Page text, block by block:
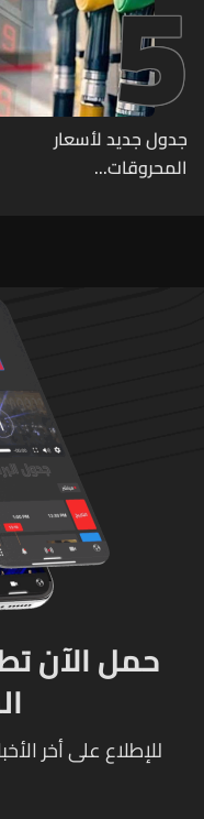
5
جدول جديد لأسعار
المحروقات...
للإطلاع على أخر